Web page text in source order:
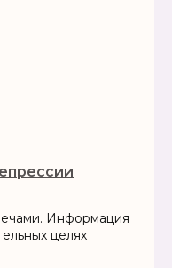
Информация
целях